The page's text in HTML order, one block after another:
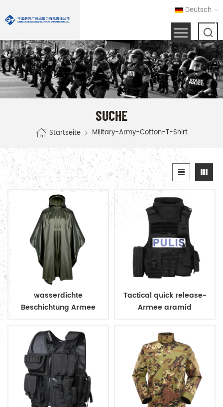
Deutsch
SUCHE
Startseite Military-Army-Cotton-T-Shirt
wasserdichte
Beschichtung Armee
Poncho
Tactical quick release-
Armee aramid